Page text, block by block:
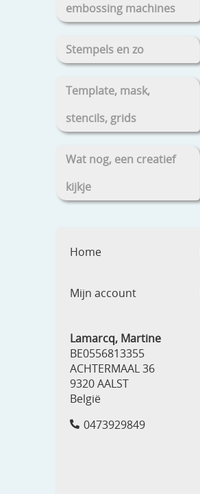
embossing machines
Stempels en zo
Template, mask,
stencils, grids
Wat nog, een creatief
kijkje
Home
Mijn account
Lamarcq, Martine
BE0556813355
ACHTERMAAL 36
9320 AALST
België
0473929849